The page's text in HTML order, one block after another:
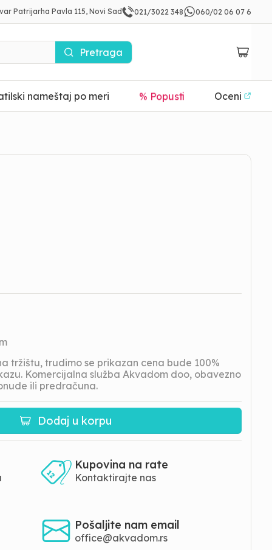
Patrijarha Pavla 115, Novi Sad 021/3022 348 060/02 06 07 6
Pretraga
nameštaj po meri % Popusti Oceni
tržištu, trudimo se prikazan cena bude 100%
Komercijalna služba Akvadom doo, obavezno
ili predračuna.
Dodaj u korpu
Kupovina na rate
Kontaktirajte nas
Pošaljite nam email
office@akvadom.rs